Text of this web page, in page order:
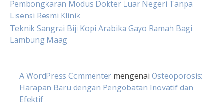
Pembongkaran Modus Dokter Luar Negeri Tanpa
Lisensi Resmi Klinik
Teknik Sangrai Biji Kopi Arabika Gayo Ramah Bagi
Lambung Maag
A WordPress Commenter mengenai Osteoporosis:
Harapan Baru dengan Pengobatan Inovatif dan
Efektif